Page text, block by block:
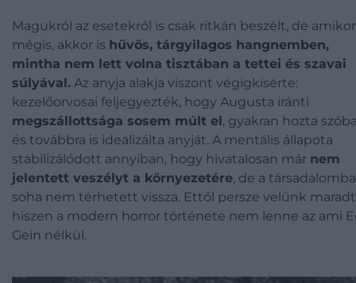
Magukról az esetekről is csak ritkán beszélt, de amikor
mégis, akkor is hűvös, tárgyilagos hangnemben,
mintha nem lett volna tisztában a tettei és szavai
súlyával. Az anyja alakja viszont végigkísérte:
kezelőorvosai feljegyezték, hogy Augusta iránti
megszállottsága sosem múlt el, gyakran hozta
és továbbra is idealizálta anyját. A mentális állapota
stabilizálódott annyiban, hogy hivatalosan már nem
jelentett veszélyt a környezetére, de a társadalomba
soha nem térhetett vissza. Ettől persze velünk
hiszen a modern horror története nem lenne az ami
Gein nélkül.